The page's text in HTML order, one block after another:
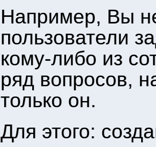
Например, Вы
пользователи
кому-либо из
ряд вопросов,
только он.
Для этого: